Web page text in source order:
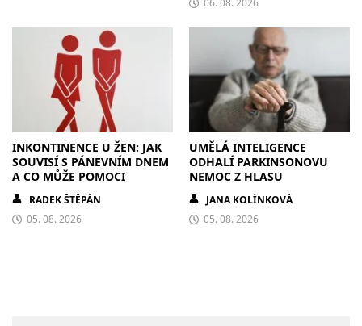
06. 08. 2026
INKONTINENCE U ŽEN: JAK
SOUVISÍ S PÁNEVNÍM DNEM
A CO MŮŽE POMOCI
RADEK ŠTĚPÁN
05. 08. 2026
UMĚLÁ INTELIGENCE
ODHALÍ PARKINSONOVU
NEMOC Z HLASU
JANA KOLÍNKOVÁ
05. 08. 2026